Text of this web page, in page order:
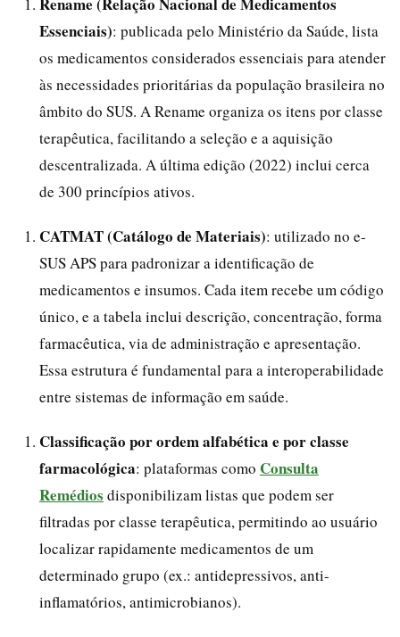
Essenciais): publicada pelo Ministério da Saúde, lista
os medicamentos considerados essenciais para atender
às necessidades prioritárias da população brasileira no
âmbito do SUS. A Rename organiza os itens por classe
terapêutica, facilitando a seleção e a aquisição
descentralizada. A última edição (2022) inclui cerca
de 300 princípios ativos.
CATMAT (Catálogo de Materiais): utilizado no e-
SUS APS para padronizar a identificação de
medicamentos e insumos. Cada item recebe um código
único, e a tabela inclui descrição, concentração, forma
farmacêutica, via de administração e apresentação.
Essa estrutura é fundamental para a interoperabilidade
entre sistemas de informação em saúde.
Classificação por ordem alfabética e por classe
farmacológica: plataformas como Consulta
Remédios disponibilizam listas que podem ser
filtradas por classe terapêutica, permitindo ao usuário
localizar rapidamente medicamentos de um
determinado grupo (ex.: antidepressivos, anti-
inflamatórios, antimicrobianos).